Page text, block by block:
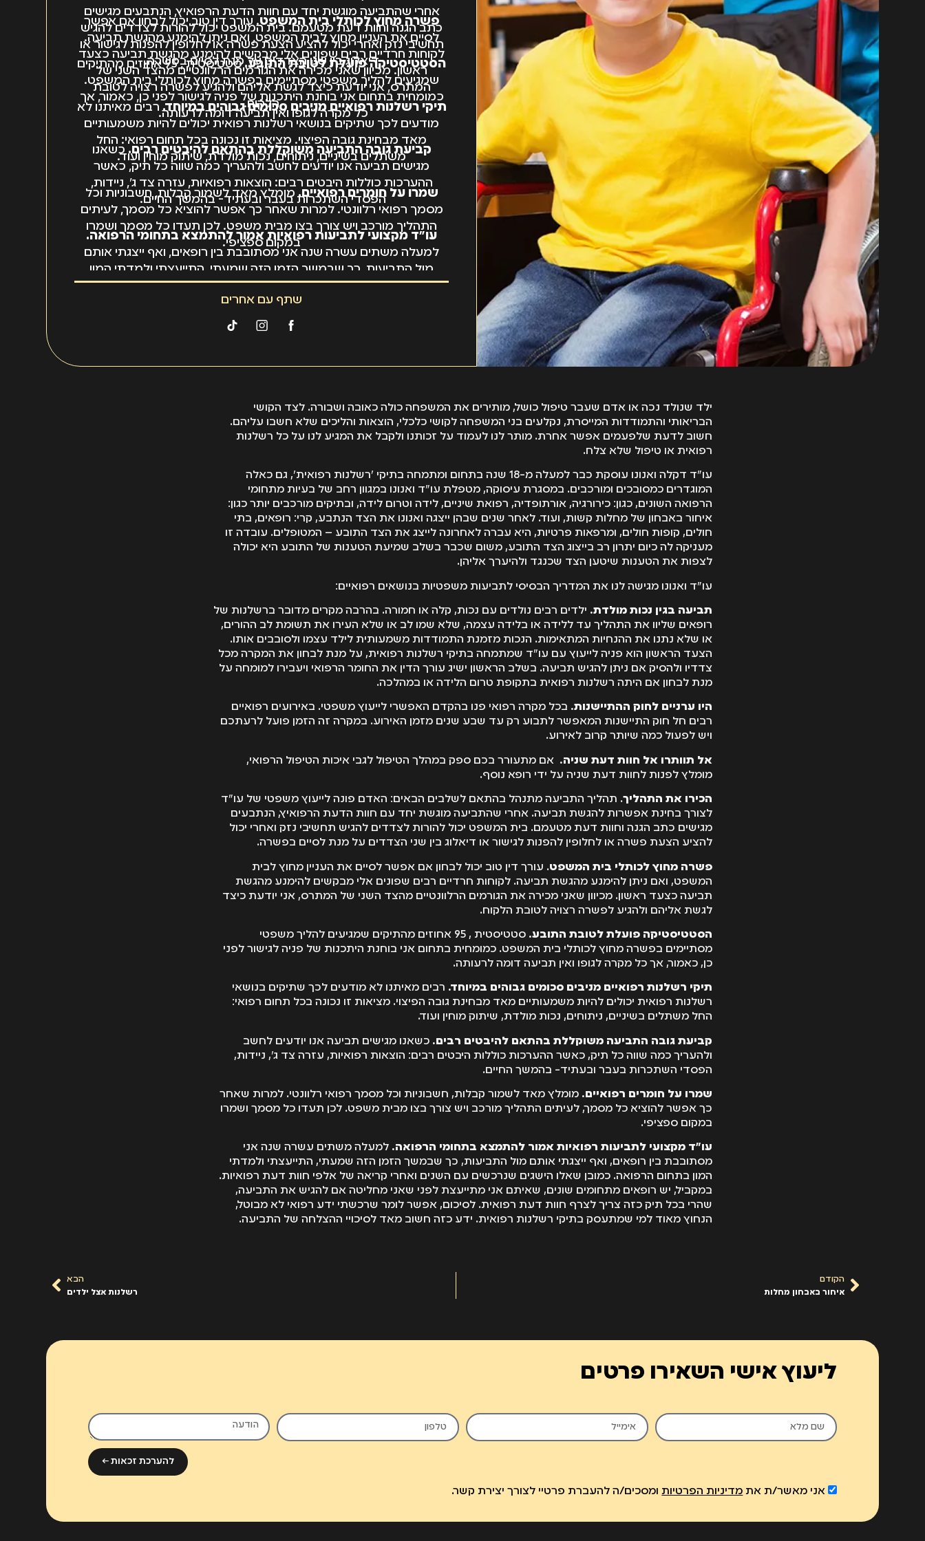
אחרי שהתביעה מוגשת יחד עם חוות הדעת הרפואיץ, הנתבעים מגישים
כתב הגנה וחוות דעת מטעמם. בית המשפט יכול להורות לצדדים להגיש
תחשיבי נזק ואחרי יכול להציע הצעת פשרה או לחלופין להפנות לגישור או
דיאלוג בין שני הצדדים על מנת לסיים בפשרה.
פשרה מחוץ לכותלי בית המשפט. עורך דין טוב יכול לבחון אם אפשר
לסיים את העניין מחוץ לבית המשפט, ואם ניתן להימנע מהגשת תביעה.
לקוחות חרדיים רבים שפונים אלי מבקשים להימנע מהגשת תביעה כצעד
ראשון. מכיוון שאני מכירה את הגורמים הרלוונטיים מהצד השני של
המתרס, אני יודעת כיצד לגשת אליהם ולהגיע לפשרה רצויה לטובת
הלקוח.
הסטטיסטיקה פועלת לטובת התובע.
סטטיסטית , 95 אחוזים מהתיקים
שמגיעים להליך משפטי מסתיימים בפשרה מחוץ לכותלי בית המשפט.
כמומחית בתחום אני בוחנת היתכנות של פניה לגישור לפני כן, כאמור, אך
כל מקרה לגופו ואין תביעה דומה לרעותה.
תיקי רשלנות רפואיים מניבים סכומים גבוהים במיוחד. רבים מאיתנו לא
מודעים לכך שתיקים בנושאי רשלנות רפואית יכולים להיות משמעותיים
מאד מבחינת גובה הפיצוי. מציאות זו נכונה בכל תחום רפואי: החל
משתלים בשיניים, ניתוחים, נכות מולדת, שיתוק מוחין ועוד.
קביעת גובה התביעה משוקללת בהתאם להיבטים רבים.כשאנו
מגישים תביעה אנו יודעים לחשב ולהעריך כמה שווה כל תיק, כאשר
ההערכות כוללות היבטים רבים: הוצאות רפואיות, עזרה צד ג', ניידות,
הפסדי השתכרות בעבר ובעתיד- בהמשך החיים.
שמרו על חומרים רפואיים.מומלץ מאד לשמור קבלות, חשבוניות וכל
מסמך רפואי רלוונטי. למרות שאחר כך אפשר להוציא כל מסמך, לעיתים
התהליך מורכב ויש צורך בצו מבית משפט. לכן תעדו כל מסמך ושמרו
במקום ספציפי.
עו"ד מקצועי לתביעות רפואיות אמור להתמצא בתחומי הרפואה.
למעלה משתים עשרה שנה אני מסתובבת בין רופאים, ואף ייצגתי אותם
מול התביעות, כך שבמשך הזמן הזה שמעתי, התייעצתי ולמדתי המון
בתחום הרפואה. כמובן שאלו הישגים שנרכשים עם השנים ואחרי קריאה
של אלפי חוות דעת רפואיות. במקביל, יש רופאים מתחומים שונים, שאיתם
אני מתייעצת לפני שאני מחליטה אם להגיש את התביעה, שהרי בכל תיק
כזה צריך לצרף חוות דעת רפואית. לסיכום, אפשר לומר שרכשתי ידע
כזה חשוב מאד לסיכויי ההצלחה של התביעה.
שתף עם אחרים
ילד שנולד נכה או אדם שעבר טיפול כושל, מותירים את המשפחה כולה כאובה ושבורה. לצד הקושי
הבריאותי והתמודדות המייסרת, נקלעים בני המשפחה לקושי כלכלי, הוצאות והליכים שלא חשבו עליהם.
חשוב לדעת שלפעמים אפשר אחרת. מותר לנו לעמוד על זכותנו ולקבל את המגיע לנו על כל רשלנות
רפואית או טיפול שלא צלח.
עו"ד דקלה ואנונו עוסקת כבר למעלה מ-18 שנה בתחום ומתמחה בתיקי 'רשלנות רפואית', גם כאלה
המוגדרים כמסובכים ומורכבים. במסגרת עיסוקה, מטפלת עו"ד ואנונו במגוון רחב של בעיות מתחומי
הרפואה השונים, כגון: כירורגיה, אורתופדיה, רפואת שיניים, לידה וטרום לידה, ובתיקים מורכבים יותר כגון:
איחור באבחון של מחלות קשות, ועוד. לאחר שנים שבהן ייצגה ואנונו את הצד הנתבע, קרי: רופאים, בתי
חולים, קופות חולים, ומרפאות פרטיות, היא עברה לאחרונה לייצג את הצד התובע – המטופלים. עובדה זו
מעניקה לה כיום יתרון רב בייצוג הצד התובע, משום שכבר בשלב שמיעת הטענות של התובע היא יכולה
לצפות את הטענות שיטען הצד שכנגד ולהיערך אליהן.
עו"ד ואנונו מגישה לנו את המדריך הבסיסי לתביעות משפטיות בנושאים רפואיים:
תביעה בגין נכות מולדת. ילדים רבים נולדים עם נכות, קלה או חמורה. בהרבה מקרים מדובר ברשלנות של
רופאים שליוו את התהליך עד ללידה או בלידה עצמה, שלא שמו לב או שלא העירו את תשומת לב ההורים,
או שלא נתנו את ההנחיות המתאימות. הנכות מזמנת התמודדות משמעותית לילד עצמו ולסובבים אותו.
הצעד הראשון הוא פניה לייעוץ עם עו"ד שמתמחה בתיקי רשלנות רפואית, על מנת לבחון את המקרה מכל
צדדיו ולהסיק אם ניתן להגיש תביעה. בשלב הראשון ישיג עורך הדין את החומר הרפואי ויעבירו למומחה על
מנת לבחון אם היתה רשלנות רפואית בתקופת טרום הלידה או במהלכה.
היו ערניים לחוק ההתיישנות. בכל מקרה רפואי פנו בהקדם האפשרי לייעוץ משפטי. באירועים רפואיים
רבים חל חוק התיישנות המאפשר לתבוע רק עד שבע שנים מזמן האירוע. במקרה זה הזמן פועל לרעתכם
ויש לפעול כמה שיותר קרוב לאירוע.
אל תוותרו אל חוות דעת שניה. אם מתעורר בכם ספק במהלך הטיפול לגבי איכות הטיפול הרפואי,
מומלץ לפנות לחוות דעת שניה על ידי רופא נוסף.
הכירו את התהליך. תהליך התביעה מתנהל בהתאם לשלבים הבאים: האדם פונה לייעוץ משפטי של עו"ד
לצורך בחינת אפשרות להגשת תביעה. אחרי שהתביעה מוגשת יחד עם חוות הדעת הרפואיץ, הנתבעים
מגישים כתב הגנה וחוות דעת מטעמם. בית המשפט יכול להורות לצדדים להגיש תחשיבי נזק ואחרי יכול
להציע הצעת פשרה או לחלופין להפנות לגישור או דיאלוג בין שני הצדדים על מנת לסיים בפשרה.
פשרה מחוץ לכותלי בית המשפט. עורך דין טוב יכול לבחון אם אפשר לסיים את העניין מחוץ לבית
המשפט, ואם ניתן להימנע מהגשת תביעה. לקוחות חרדיים רבים שפונים אלי מבקשים להימנע מהגשת
תביעה כצעד ראשון. מכיוון שאני מכירה את הגורמים הרלוונטיים מהצד השני של המתרס, אני יודעת כיצד
לגשת אליהם ולהגיע לפשרה רצויה לטובת הלקוח.
הסטטיסטיקה פועלת לטובת התובע.
סטטיסטית , 95 אחוזים מהתיקים שמגיעים להליך משפטי
מסתיימים בפשרה מחוץ לכותלי בית המשפט. כמומחית בתחום אני בוחנת היתכנות של פניה לגישור לפני
כן, כאמור, אך כל מקרה לגופו ואין תביעה דומה לרעותה.
תיקי רשלנות רפואיים מניבים סכומים גבוהים במיוחד. רבים מאיתנו לא מודעים לכך שתיקים בנושאי
רשלנות רפואית יכולים להיות משמעותיים מאד מבחינת גובה הפיצוי. מציאות זו נכונה בכל תחום רפואי:
החל משתלים בשיניים, ניתוחים, נכות מולדת, שיתוק מוחין ועוד.
קביעת גובה התביעה משוקללת בהתאם להיבטים רבים. כשאנו מגישים תביעה אנו יודעים לחשב
ולהעריך כמה שווה כל תיק, כאשר ההערכות כוללות היבטים רבים: הוצאות רפואיות, עזרה צד ג', ניידות,
הפסדי השתכרות בעבר ובעתיד- בהמשך החיים.
שמרו על חומרים רפואיים. מומלץ מאד לשמור קבלות, חשבוניות וכל מסמך רפואי רלוונטי. למרות שאחר
כך אפשר להוציא כל מסמך, לעיתים התהליך מורכב ויש צורך בצו מבית משפט. לכן תעדו כל מסמך ושמרו
במקום ספציפי.
עו"ד מקצועי לתביעות רפואיות אמור להתמצא בתחומי הרפואה.למעלה משתים עשרה שנה אני
מסתובבת בין רופאים, ואף ייצגתי אותם מול התביעות, כך שבמשך הזמן הזה שמעתי, התייעצתי ולמדתי
המון בתחום הרפואה. כמובן שאלו הישגים שנרכשים עם השנים ואחרי קריאה של אלפי חוות דעת רפואיות.
במקביל, יש רופאים מתחומים שונים, שאיתם אני מתייעצת לפני שאני מחליטה אם להגיש את התביעה,
שהרי בכל תיק כזה צריך לצרף חוות דעת רפואית. לסיכום, אפשר לומר שרכשתי ידע רפואי לא מבוטל,
הנחוץ מאוד למי שמתעסק בתיקי רשלנות רפואית. ידע כזה חשוב מאד לסיכויי ההצלחה של התביעה.
הקודם
איחור באבחון מחלות
הבא
רשלנות אצל ילדים
ליעוץ אישי השאירו פרטים
אני מאשר/ת את מדיניות הפרטיותומסכים/ה להעברת פרטיי לצורך יצירת קשר.
להערכת זכאות ←